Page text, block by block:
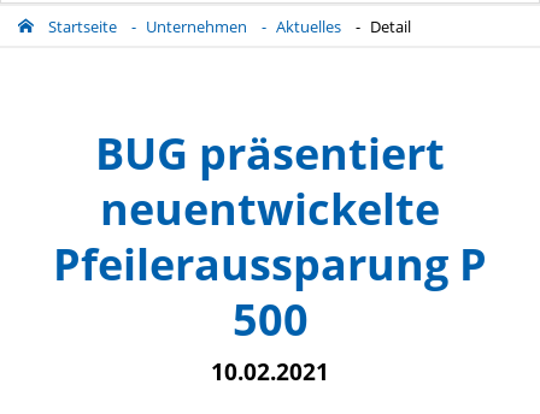
Startseite Unternehmen Aktuelles Detail
BUG präsentiert
neuentwickelte
Pfeileraussparung P
500
10.02.2021